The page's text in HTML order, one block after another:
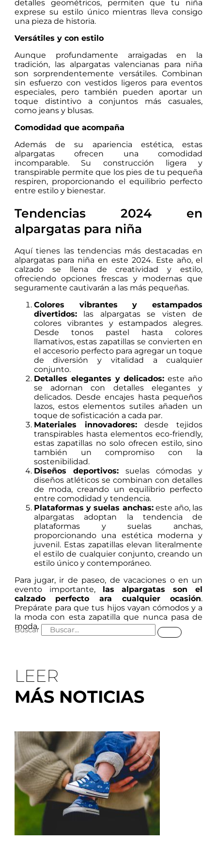
detalles geométricos, permiten que tu niña
exprese su estilo único mientras lleva consigo
una pieza de historia.
Versátiles y con estilo
Aunque profundamente arraigadas en la
tradición, las alpargatas valencianas para niña
son sorprendentemente versátiles. Combinan
sin esfuerzo con vestidos ligeros para eventos
especiales, pero también pueden aportar un
toque distintivo a conjuntos más casuales,
como jeans y blusas.
Comodidad que acompaña
Además de su apariencia estética, estas
alpargatas ofrecen una comodidad
incomparable. Su construcción ligera y
transpirable permite que los pies de tu pequeña
respiren, proporcionando el equilibrio perfecto
entre estilo y bienestar.
Tendencias 2024 en
alpargatas para niña
Aquí tienes las tendencias más destacadas en
alpargatas para niña en este 2024. Este año, el
calzado se llena de creatividad y estilo,
ofreciendo opciones frescas y modernas que
seguramente cautivarán a las más pequeñas.
Colores vibrantes y estampados
divertidos:las alpargatas se visten de
colores vibrantes y estampados alegres.
Desde tonos pastel hasta colores
llamativos, estas zapatillas se convierten en
el accesorio perfecto para agregar un toque
de diversión y vitalidad a cualquier
conjunto.
Detalles elegantes y delicados: este año
se adornan con detalles elegantes y
delicados. Desde encajes hasta pequeños
lazos, estos elementos sutiles añaden un
toque de sofisticación a cada par.
Materiales innovadores:desde tejidos
transpirables hasta elementos eco-friendly,
estas zapatillas no solo ofrecen estilo, sino
también un compromiso con la
sostenibilidad.
Diseños deportivos: suelas cómodas y
diseños atléticos se combinan con detalles
de moda, creando un equilibrio perfecto
entre comodidad y tendencia.
Plataformas y suelas anchas:este año, las
alpargatas adoptan la tendencia de
plataformas y suelas anchas,
proporcionando una estética moderna y
juvenil. Estas zapatillas elevan literalmente
el estilo de cualquier conjunto, creando un
estilo único y contemporáneo.
Para jugar, ir de paseo, de vacaciones o en un
evento importante, las alpargatas son el
calzado perfecto ara cualquier ocasión.
Prepárate para que tus hijos vayan cómodos y a
la moda con esta zapatilla que nunca pasa de
moda.
Buscar
LEER
MÁS NOTICIAS